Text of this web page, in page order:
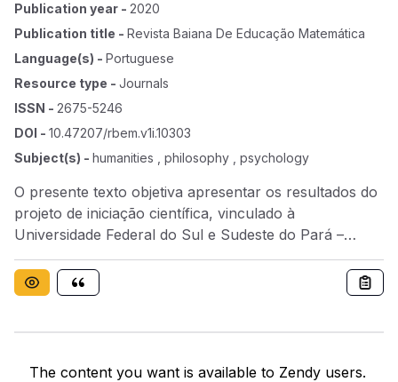
Publication year - 2020
Publication title - Revista Baiana De Educação Matemática
Language(s) - Portuguese
Resource type - Journals
ISSN - 2675-5246
DOI - 10.47207/rbem.v1i.10303
Subject(s) - humanities , philosophy , psychology
O presente texto objetiva apresentar os resultados do
projeto de iniciação científica, vinculado à
Universidade Federal do Sul e Sudeste do Pará –
UNIFESSPA, intitulado “Construção de materiais
pedagógicos no ensino de matemática para alunos
surdos”. Tal projeto objetivou construir materiais
Nossa abordagem é a qualitativa, pois a partir dos
The content you want is available to Zendy users.